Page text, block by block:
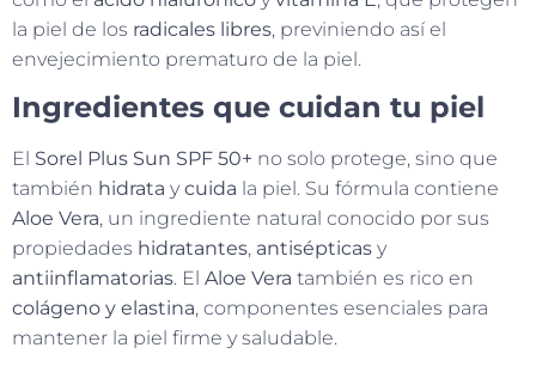
la piel de los radicales libres, previniendo así el
envejecimiento prematuro de la piel.
Ingredientes que cuidan tu piel
El Sorel Plus Sun SPF 50+ no solo protege, sino que
también hidrata y cuida la piel. Su fórmula contiene
Aloe Vera, un ingrediente natural conocido por sus
propiedades hidratantes, antisépticas y
antiinflamatorias. El Aloe Vera también es rico en
colágeno y elastina, componentes esenciales para
mantener la piel firme y saludable.